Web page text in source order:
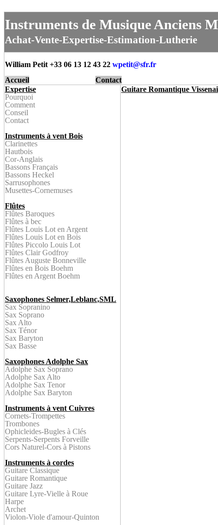
Instruments de Musique Anciens
Achat-Vente-Expertise-Estimation-Lutherie
William Petit +33 06 13 12 43 22 wpetit@sfr.fr
Accueil
Contact
Expertise
Pourquoi
Comment
Conseil
Contact
Instruments à vent Bois
Clarinettes
Hautbois
Cor-Anglais
Bassons Français
Bassons Heckel
Sarrusophones
Musettes-Cornemuses
Flûtes
Flûtes Baroques
Flûtes à bec
Flûtes Louis Lot en Argent
Flûtes Louis Lot en Bois
Flûtes Piccolo Louis Lot
Flûtes Clair Godfroy
Flûtes Auguste Bonneville
Flûtes en Bois Boehm
Flûtes en Argent Boehm
Saxophones Selmer,Leblanc,SML
Sax Sopranino
Sax Soprano
Sax Alto
Sax Ténor
Sax Baryton
Sax Basse
Saxophones Adolphe Sax
Adolphe Sax Soprano
Adolphe Sax Alto
Adolphe Sax Tenor
Adolphe Sax Baryton
Instruments à vent Cuivres
Cornets-Trompettes
Trombones
Ophicleides-Bugles à Clés
Serpents-Serpents Forveille
Cors Naturel-Cors à Pistons
Instruments à cordes
Guitare Classique
Guitare Romantique
Guitare Jazz
Guitare Lyre-Vielle à Roue
Harpe
Archet
Violon-Viole d'amour-Quinton
Guitare Romantique